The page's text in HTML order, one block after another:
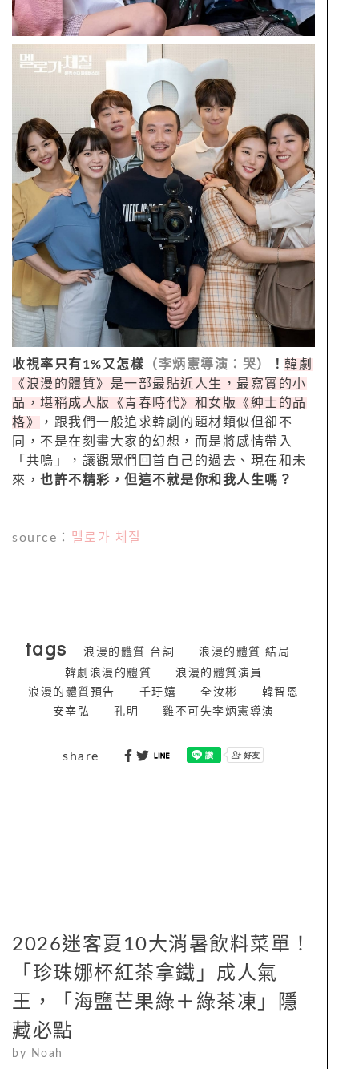
收視率只有 1%又怎樣 （李炳憲導演：哭） ！ 韓劇
《浪漫的體質》是一部最貼近人生，最寫實的小
品，堪稱成人版《青春時代》和女版《紳士的品
格》
，跟我們一般追求韓劇的題材類似但卻不
同，不是在刻畫大家的幻想，而是將感情帶入
「共鳴」，讓觀眾們回首自己的過去、現在和未
來， 也許不精彩，但這不就是你和我人生嗎？
source ： 멜로가 체질
tags 浪漫的體質 台詞
浪漫的體質 結局
韓劇浪漫的體質
浪漫的體質演員
浪漫的體質預告
千玗嬉 全汝彬
韓智恩
安宰弘
孔明 雞不可失李炳憲導演
share
2026迷客夏10大消暑飲料菜單！
「珍珠娜杯紅茶拿鐵」成人氣
王，「海鹽芒果綠＋綠茶凍」隱
藏必點
by Noah